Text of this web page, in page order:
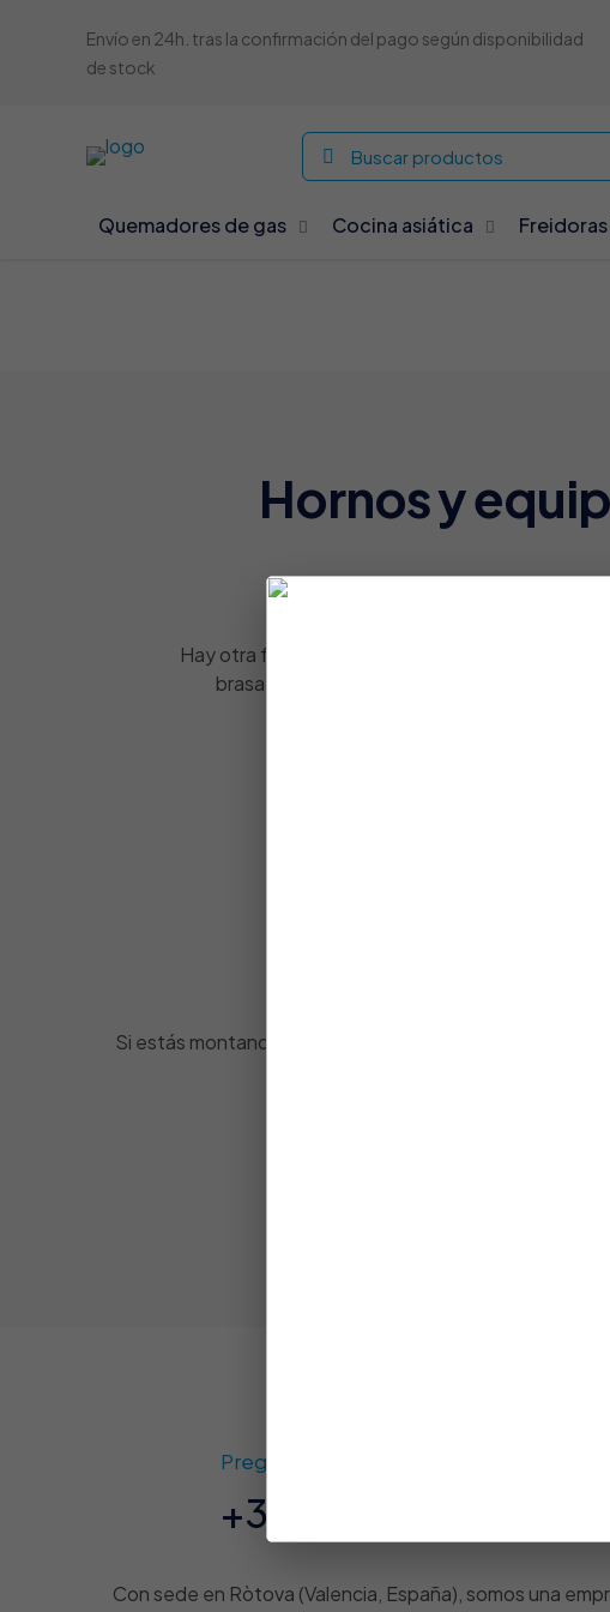
Envío en 24h. tras la confirmación del pago según disponibilidad
de stock
Quemadores de gas Cocina asiática
Hornos y
Hay otra forma de cocinar con brasa. Eso es lo
brasa
. Por eso, te invitamos a
Cocinas
Hay una
Si estás montando tu negocio de hostelería y buscas
siguiendo
Pregúntanos
+34 614 291 726
Con sede en Ròtova (Valencia, España), somos una